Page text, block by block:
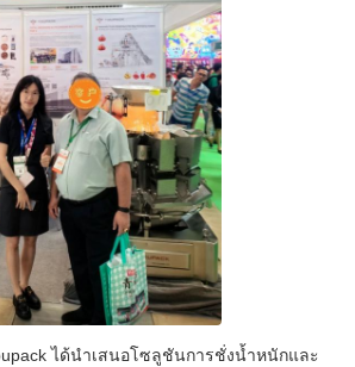
ได้นำเสนอโซลูชันการชั่งน้ำหนักและ